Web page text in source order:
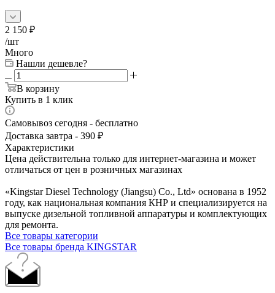
2 150 ₽
/шт
Много
Нашли дешевле?
В корзину
Купить в 1 клик
Самовывоз сегодня - бесплатно
Доставка завтра - 390 ₽
Характеристики
Цена действительна только для интернет-магазина и может
отличаться от цен в розничных магазинах
«Kingstar Diesel Technology (Jiangsu) Co., Ltd» основана в 1952
году, как национальная компания КНР и специализируется на
выпуске дизельной топливной аппаратуры и комплектующих
для ремонта.
Все товары категории
Все товары бренда KINGSTAR